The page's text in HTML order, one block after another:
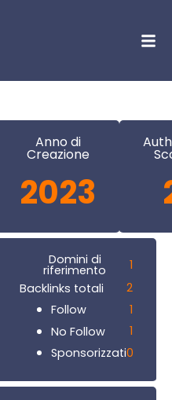
Anno di
Creazione
2023
Domini di
riferimento
1
Backlinks totali
2
Follow
1
No Follow
1
Sponsorizzati0